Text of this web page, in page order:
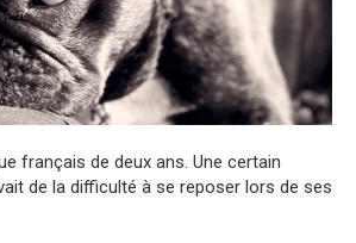
français de deux ans. Une certain
de la difficulté à se reposer lors de ses